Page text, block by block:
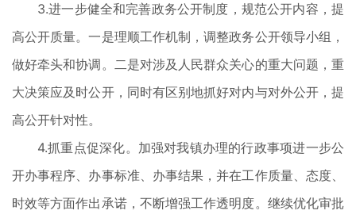
3.进一步健全和完善政务公开制度，规范公开内容，提
高公开质量。一是理顺工作机制，调整政务公开领导小组，
做好牵头和协调。二是对涉及人民群众关心的重大问题，重
大决策应及时公开，同时有区别地抓好对内与对外公开，提
高公开针对性。
4.抓重点促深化。加强对我镇办理的行政事项进一步公
开办事程序、办事标准、办事结果，并在工作质量、态度、
时效等方面作出承诺，不断增强工作透明度。继续优化审批